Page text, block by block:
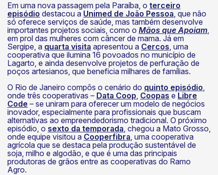
Em uma nova passagem pela Paraíba, o terceiro
episódio destacou a Unimed de João Pessoa, que não
só oferece serviços de saúde, mas também desenvolve
importantes projetos sociais, como o Mãos que Apoiam,
em prol das mulheres com câncer de mama. Já em
Sergipe, a quarta visita apresentou a Cercos, uma
cooperativa que ilumina 16 povoados no município de
Lagarto, e ainda desenvolve projetos de perfuração de
poços artesianos, que beneficia milhares de famílias.
O Rio de Janeiro compôs o cenário do quinto episódio,
onde três cooperativas – Data Coop, Coopas e Libre
Code – se uniram para oferecer um modelo de negócios
inovador, especialmente para profissionais que buscam
alternativas ao empreendedorismo tradicional. O próximo
episódio, o sexto da temporada, chegou a Mato Grosso,
onde equipe visitou a Cooperfibra, uma cooperativa
agrícola que se destaca pela produção sustentável de
soja, milho e algodão, e que é uma das principais
produtoras de grãos entre as cooperativas do Ramo
Agro.